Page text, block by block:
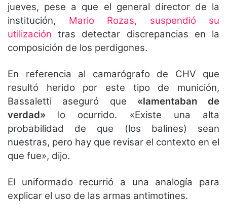
jueves, pese a que el general director de la
institución, Mario Rozas, suspendió su
utilización tras detectar discrepancias en la
composición de los perdigones.
En referencia al camarógrafo de CHV que
resultó herido por este tipo de munición,
Bassaletti aseguró que «lamentaban de
verdad» lo ocurrido. «Existe una alta
probabilidad de que (los balines) sean
nuestras, pero hay que revisar el contexto en el
que fue», dijo.
El uniformado recurrió a una analogía para
explicar el uso de las armas antimotines.